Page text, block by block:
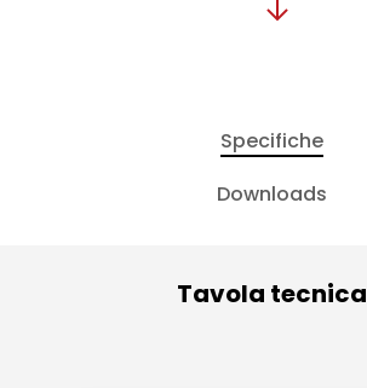
Specifiche
Downloads
Tavola tecnica